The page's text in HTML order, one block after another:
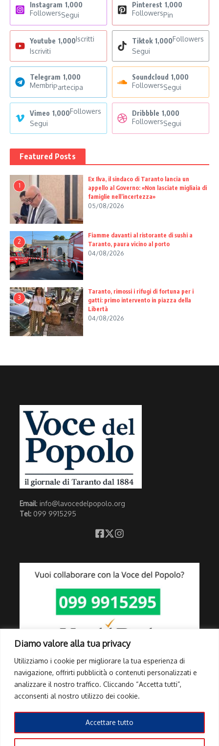
Diamo valore alla tua privacy
Utilizziamo i cookie per migliorare la tua esperienza di
navigazione, offrirti pubblicità o contenuti personalizzati e
analizzare il nostro traffico. Cliccando “Accetta tutti”,
acconsenti al nostro utilizzo dei cookie.
Accettare tutto
Instagram 1,000
FollowersSegui
Pinterest 1,000
FollowersPin
Youtube 1,000Iscritti
Iscriviti
Tiktok 1,000Followers
Segui
Telegram 1,000
MembriPartecipa
Soundcloud 1,000
FollowersSegui
Vimeo 1,000Followers
Segui
Dribbble 1,000
FollowersSegui
Featured Posts
1
Ex Ilva, il sindaco di Taranto lancia un
appello al Governo: «Non lasciate migliaia di
famiglie nell’incertezza»
05/08/2026
2
Fiamme davanti al ristorante di sushi a
Taranto, paura vicino al porto
04/08/2026
3
Taranto, rimossi i rifugi di fortuna per i
gatti: primo intervento in piazza della
Libertà
04/08/2026
Email: info@lavocedelpopolo.org
Tel: 099 9915295
Link Utili
Info Pubblicità elettorale